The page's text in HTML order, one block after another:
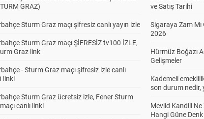
GRAZ)
Sturm Graz maçı şifresiz canlı yayın izle
Sturm Graz maçı ŞİFRESİZ tv100 İZLE,
Graz link
- Sturm Graz maçı şifresiz izle canlı
linki
Sturm Graz ücretsiz izle, Fener Sturm
canlı linki
ve Satış Tarihi
Sigaraya Zam
2026
Hürmüz Boğazı
Gelişmeler
Kademeli
son durum nedir,
Mevlid Kandili
Hangi Güne